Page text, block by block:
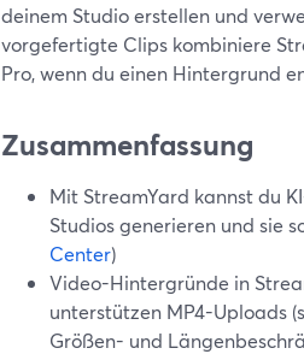
deinem Studio erstellen und
vorgefertigte Clips kombiniere
Pro, wenn du einen Hintergrund
Zusammenfassung
Mit StreamYard kannst du
Studios generieren und sie
Center)
Video-Hintergründe in
unterstützen MP4-Uploads
Größen- und